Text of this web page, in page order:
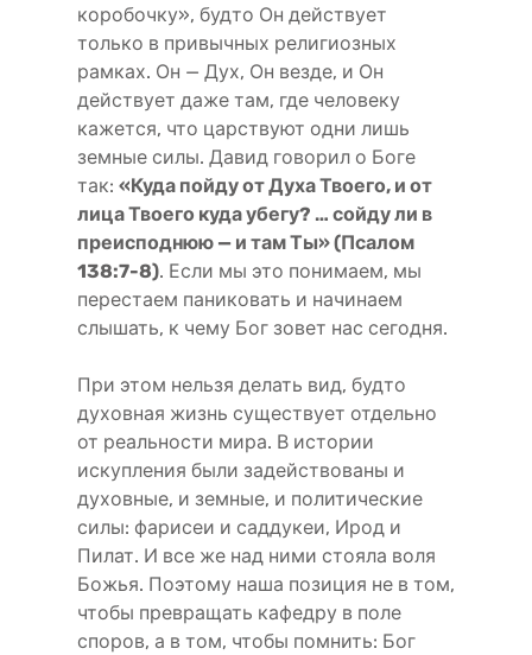
коробочку», будто Он действует
только в привычных религиозных
рамках. Он — Дух, Он везде, и Он
действует даже там, где человеку
кажется, что царствуют одни лишь
земные силы. Давид говорил о Боге
так: «Куда пойду от Духа Твоего, и от
лица Твоего куда убегу? … сойду ли в
преисподнюю — и там Ты» (Псалом
138:7-8). Если мы это понимаем, мы
перестаем паниковать и начинаем
слышать, к чему Бог зовет нас сегодня.
При этом нельзя делать вид, будто
духовная жизнь существует отдельно
от реальности мира. В истории
искупления были задействованы и
духовные, и земные, и политические
силы: фарисеи и саддукеи, Ирод и
Пилат. И все же над ними стояла воля
Божья. Поэтому наша позиция не в том,
чтобы превращать кафедру в поле
споров, а в том, чтобы помнить: Бог